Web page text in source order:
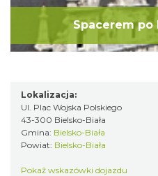
Spacerem po
Lokalizacja:
Ul. Plac Wojska Polskiego
43-300 Bielsko-Biała
Gmina: Bielsko-Biała
Powiat: Bielsko-Biała
Pokaż wskazówki dojazdu